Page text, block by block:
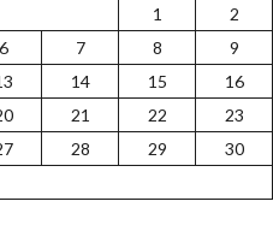
1
2
6 7 8
9
14 15
16
21 22
23
28 29
30